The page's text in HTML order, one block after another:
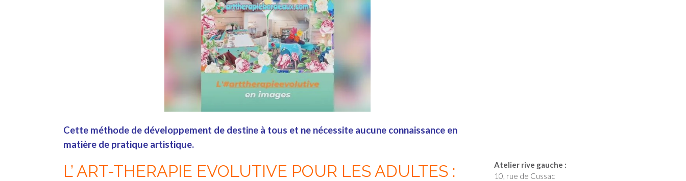
Cette méthode de développement de destine à tous et ne nécessite aucune connaissance en
matière de pratique artistique.
L’ ART-THERAPIE EVOLUTIVE POUR LES ADULTES :
Atelier rive gauche :
10, rue de Cussac